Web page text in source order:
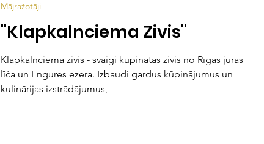
"Klapkalnciema Zivis"
Klapkalnciema zivis - svaigi kūpinātas zivis no Rīgas jūras
līča un Engures ezera. Izbaudi gardus kūpinājumus un
kulinārijas izstrādājumus,
Mājražotāji